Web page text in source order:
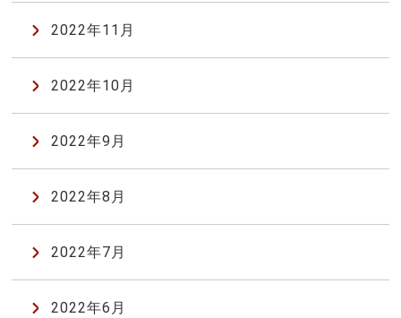
2022年11月
2022年10月
2022年9月
2022年8月
2022年7月
2022年6月